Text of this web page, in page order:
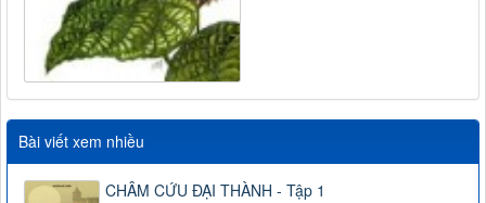
Bài viết xem nhiều
CHÂM CỨU ĐẠI THÀNH - Tập 1